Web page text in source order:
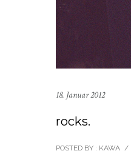
18. Januar 2012
rocks.
POSTED BY : KAWA /